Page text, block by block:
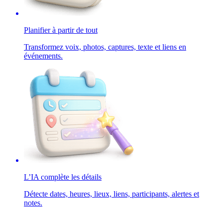
Planifier à partir de tout
Transformez voix, photos, captures, texte et liens en
événements.
L’IA complète les détails
Détecte dates, heures, lieux, liens, participants, alertes et
notes.